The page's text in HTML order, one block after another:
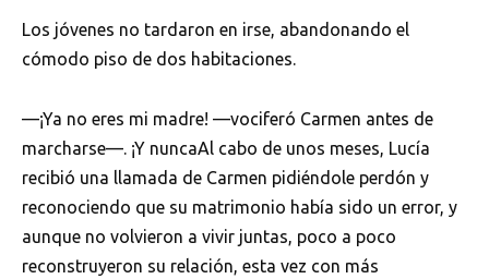
Los jóvenes no tardaron en irse, abandonando el
cómodo piso de dos habitaciones.
—¡Ya no eres mi madre! —vociferó Carmen antes de
marcharse—. ¡Y nuncaAl cabo de unos meses, Lucía
recibió una llamada de Carmen pidiéndole perdón y
reconociendo que su matrimonio había sido un error, y
aunque no volvieron a vivir juntas, poco a poco
reconstruyeron su relación, esta vez con más